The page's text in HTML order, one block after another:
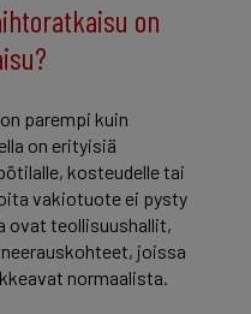
on
parempi kuin
on erityisiä
kosteudelle tai
vakiotuote ei pysty
ovat teollisuushallit,
joissa
normaalista.